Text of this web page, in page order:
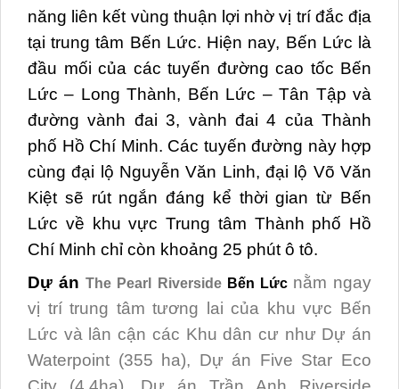
năng liên kết vùng thuận lợi nhờ vị trí đắc địa
tại trung tâm Bến Lức. Hiện nay, Bến Lức là
đầu mối của các tuyến đường cao tốc Bến
Lức – Long Thành, Bến Lức – Tân Tập và
đường vành đai 3, vành đai 4 của Thành
phố Hồ Chí Minh. Các tuyến đường này hợp
cùng đại lộ Nguyễn Văn Linh, đại lộ Võ Văn
Kiệt sẽ rút ngắn đáng kể thời gian từ Bến
Lức về khu vực Trung tâm Thành phố Hồ
Chí Minh chỉ còn khoảng 25 phút ô tô.
Dự án The Pearl RiversideBến Lức nằm ngay
vị trí trung tâm tương lai của khu vực Bến
Lức và lân cận các Khu dân cư như Dự án
Waterpoint (355 ha), Dự án Five Star Eco